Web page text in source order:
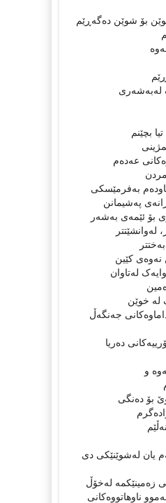
بۆ شوێن دەگەڕێم
لەبەشەرى
بچێنم
عەدەم
مردن
بەفرمێسکى
پەشیمانن
بۆ ئێمەى بەشەر
لەوانشێتتر
نەوەى کێین
لەتاوان
لە خوێن
جەنگەڵ
دەریا
و
بۆ دەنگى
یان لەشوێنێکى دى
زەمینێکمە لەخۆڵ
ناوهاتووەکانى